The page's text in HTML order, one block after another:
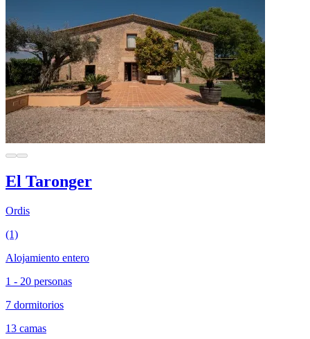
El Taronger
Ordis
(1)
Alojamiento entero
1 - 20 personas
7 dormitorios
13 camas